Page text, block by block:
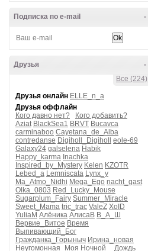
-
Подписка по e-mail
-
Друзья
Все (224)
Друзья онлайн ELLE_n_a
Друзья оффлайн
Кого давно нет?
Кого добавить?
Aziat BlackSea1 BRVT Bucavca
carminaboo Cayetana_de_Alba
contredanse Digiholl_Digiholl
eole-69
Galaxy24 galselena Habik
Happy_karma Inachka
Inspired_by_Mystery Kelen KZOTR
Lebed_a Lemniscata Lynx_y
Ma_Atmo_Nidhi Mega_Ego nacht_gast
Olka_0803 Red_Lucky_Mouse
Sugarplum_Fairy Summer_Miracle
Sweet_Mama tric_trac ValeZ XoID
YuliaM Алёника АлисаВ В_А_Ш
Вервие_Витое Время
Выпивающий_Бог
Гражданка_Горыныч Ирина_новая
Неугомонная_Моя Ночной__Дождь